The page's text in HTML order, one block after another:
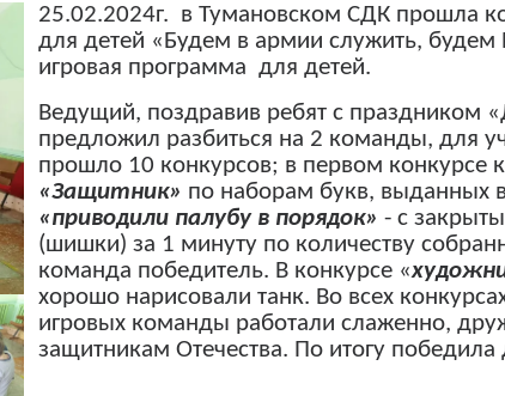
25.02.2024г. в Тумановском СДК прошла
для детей «Будем в армии служить, будем
игровая программа для детей.
Ведущий, поздравив ребят с праздником
предложил разбиться на 2 команды, для
прошло 10 конкурсов; в первом конкурсе
«Защитник» по наборам букв, выданных
«приводили палубу в порядок» - с
(шишки) за 1 минуту по количеству
команда победитель. В конкурсе «
хорошо нарисовали танк. Во всех
игровых команды работали слаженно,
защитникам Отечества. По итогу